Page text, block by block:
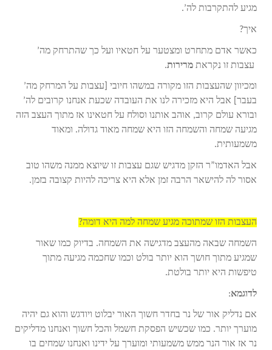
מגיע להתקרבות לה’.
איך?
כאשר אדם מתחרט ומצטער על חטאיו ועל כך שהתרחק מה’
עצבות זו נקראת מרירות.
ומכיוון שהעצבות הזו מקורה במשהו חיובי [עצבות על המרחק מה’
בעבר] אבל היא מזכירה לנו את העובדה שכעת אנחנו קרובים לה’
ובורא עולם קרוב, אוהב אותנו וסולח על חטאינו אז מתוך העצב הזה
מגיעה שמחה והשמחה הזו היא שמחה מאוד גדולה. ומאוד
משמעותית.
אבל האדמו”ר הזקן מדגיש שגם עצבות זו שיוצא ממנה משהו טוב
אסור לה להישאר הרבה זמן אלא היא צריכה להיות קצובה בזמן.
העצבות הזו שמתוכה מגיע שמחה למה היא דומה?
השמחה שבאה מהעצב מדגישה את השמחה. בדיוק כמו שאור
שמגיע מתוך חושך הוא יותר בולט וכמו שחכמה מגיעה מתוך
טיפשות היא יותר בולטת.
לדוגמא:
אם נדליק אור של נר בחדר חשוך האור יבלוט ויודגש והוא גם יהיה
מוערך יותר. כמו שכשיש הפסקת חשמל והכל חשוך ואנחנו מדליקים
נר אז אור הנר ממש משמעותי ומוערך על ידינו ואנחנו שמחים בו